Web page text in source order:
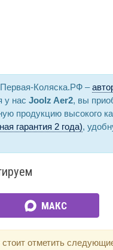
Коляска.РФ –
у нас Joolz Aer2, вы
продукцию высокого
гарантия 2 года),
МАКС
стоит отметить